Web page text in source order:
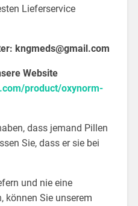
Lieferservice
kngmeds@gmail.com
Website
product/oxynorm-
dass jemand Pillen
Sie, dass er sie bei
und nie eine
können Sie unserem